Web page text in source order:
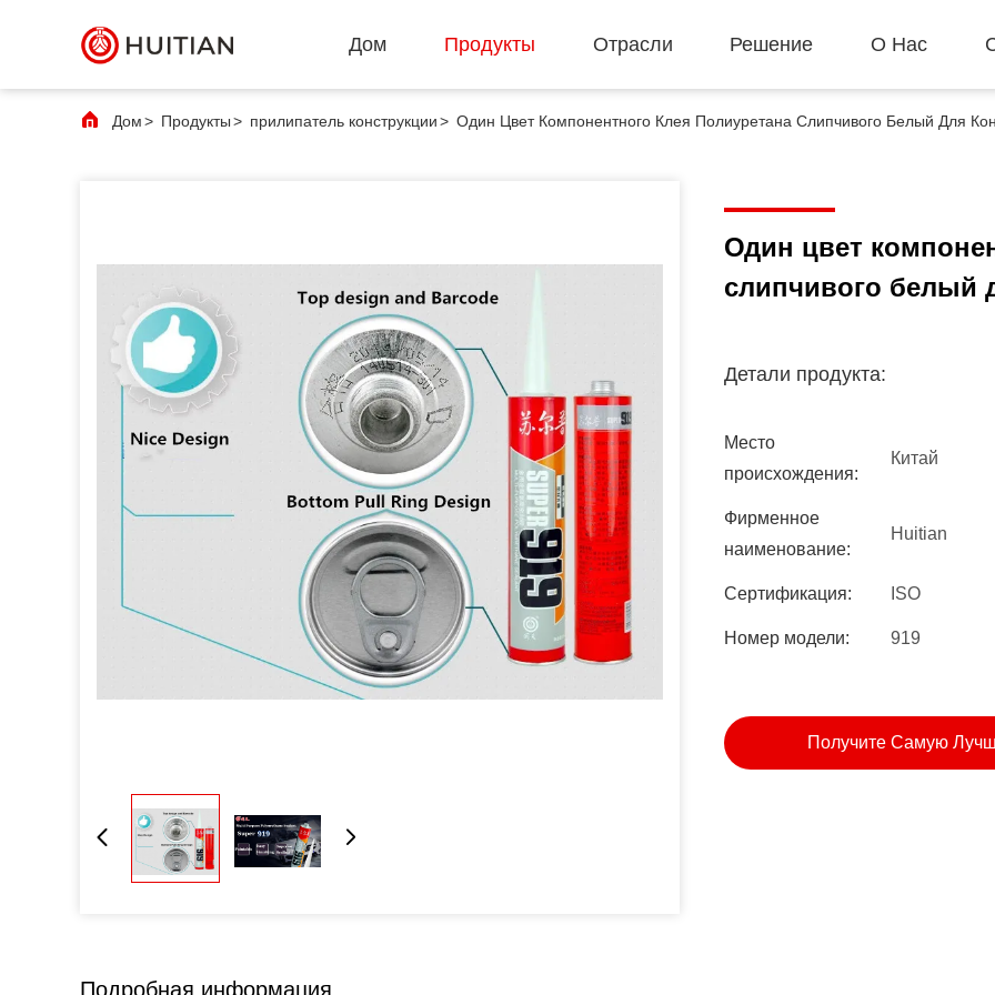
Дом Продукты Отрасли Решение О Нас
Дом> Продукты> прилипатель конструкции> Один Цвет Компонентного Клея Полиуретана Слипчивого Белый Для
Один цвет
слипчивого белый
Детали продукта:
Место
происхождения:
Китай
Фирменное
наименование:
Huitian
Сертификация: ISO
Номер модели: 919
Получите Самую
Подробная информация